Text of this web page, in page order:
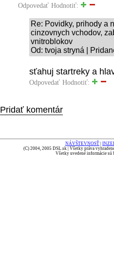
Odpovedať Hodnotiť:
Re: Povidky, prihody a
cinzovnych vchodov,
vnitroblokov
Od: tvoja stryná |
sťahuj startreky a
Odpovedať Hodnotiť:
Pridať komentár
NÁVŠTEVNOSŤ
(C) 2004, 2005 DSL.sk | Všetky práva
Všetky uvedené informácie sú